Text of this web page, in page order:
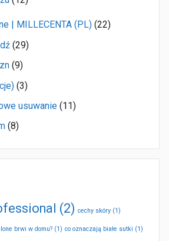
| MILLECENTA (PL) (22)
(29)
(9)
(3)
usuwanie (11)
(8)
(2) cechy skóry (1)
brwi w domu? (1) co oznaczają białe sutki (1)